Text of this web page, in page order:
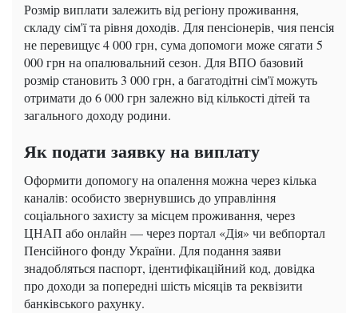
Розмір виплати залежить від регіону проживання,
складу сім'ї та рівня доходів. Для пенсіонерів, чия пенсія
не перевищує 4 000 грн, сума допомоги може сягати 5
000 грн на опалювальний сезон. Для ВПО базовий
розмір становить 3 000 грн, а багатодітні сім'ї можуть
отримати до 6 000 грн залежно від кількості дітей та
загального доходу родини.
Як подати заявку на виплату
Оформити допомогу на опалення можна через кілька
каналів: особисто звернувшись до управління
соціального захисту за місцем проживання, через
ЦНАП або онлайн — через портал «Дія» чи вебпортал
Пенсійного фонду України. Для подання заяви
знадобляться паспорт, ідентифікаційний код, довідка
про доходи за попередні шість місяців та реквізити
банківського рахунку.